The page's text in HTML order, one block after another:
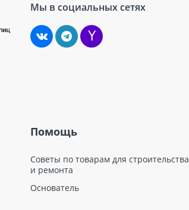
Мы в социальных сетях
Помощь
Советы по товарам для строительства
и ремонта
Основатель